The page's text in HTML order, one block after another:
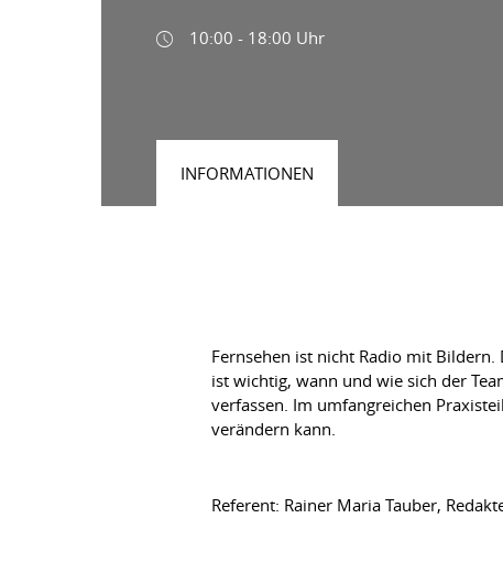
10:00 - 18:00 Uhr
INFORMATIONEN
Fernsehen ist nicht Radio mit
ist wichtig, wann und wie sich der
verfassen. Im umfangreichen
verändern kann.
Referent: Rainer Maria Tauber,